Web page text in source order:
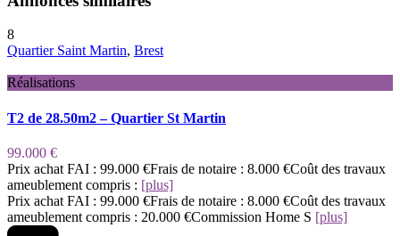
8
Quartier Saint Martin, Brest
Réalisations
T2 de 28.50m2 – Quartier St Martin
99.000 €
Prix achat FAI : 99.000 €Frais de notaire : 8.000 €Coût des travaux
ameublement compris : [plus]
Prix achat FAI : 99.000 €Frais de notaire : 8.000 €Coût des travaux
ameublement compris : 20.000 €Commission Home S [plus]